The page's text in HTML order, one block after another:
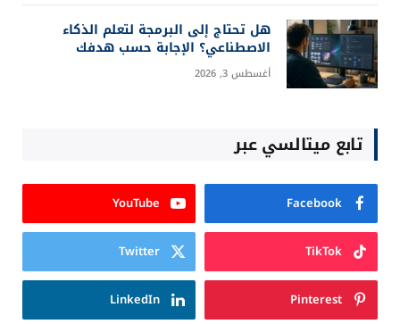
هل تحتاج إلى البرمجة لتعلم الذكاء
الاصطناعي؟ الإجابة حسب هدفك
أغسطس 3, 2026
تابع ميتالسي عبر
Facebook
YouTube
TikTok
Twitter
Pinterest
LinkedIn